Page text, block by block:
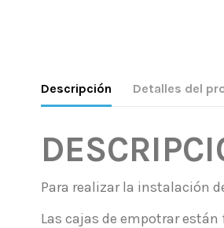
Descripción Detalles del
Para realizar la instalación
Las cajas de empotrar